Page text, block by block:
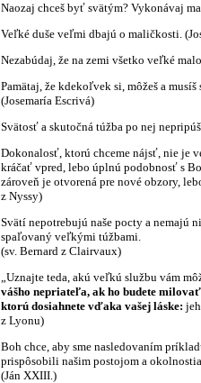
Naozaj chceš byť svätým? Vykonávaj
Veľké duše veľmi dbajú o maličkosti.
Nezabúdaj, že na zemi všetko veľké
Pamätaj, že kdekoľvek si, môžeš a
(Josemaría Escrivá)
Svätosť a skutočná túžba po nej
Dokonalosť, ktorú chceme nájsť, nie je
kráčať vpred, lebo úplnú podobnosť s
zároveň je otvorená pre nové obzory,
z Nyssy)
Svätí nepotrebujú naše pocty a nemajú
spaľovaný veľkými túžbami.
(sv. Bernard z Clairvaux)
„Uznajte teda, akú veľkú službu vám
vášho nepriateľa, ak ho budete
ktorú dosiahnete vďaka vašej láske:
z Lyonu)
Boh chce, aby sme nasledovaním
prispôsobili našim postojom a
(Ján XXIII.)